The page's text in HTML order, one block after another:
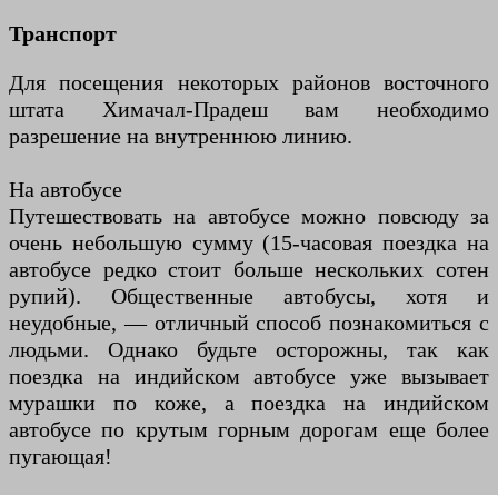
Транспорт
Для посещения некоторых районов восточного
штата Химачал-Прадеш вам необходимо
разрешение на внутреннюю линию.
На автобусе
Путешествовать на автобусе можно повсюду за
очень небольшую сумму (15-часовая поездка на
автобусе редко стоит больше нескольких сотен
рупий). Общественные автобусы, хотя и
неудобные, — отличный способ познакомиться с
людьми. Однако будьте осторожны, так как
поездка на индийском автобусе уже вызывает
мурашки по коже, а поездка на индийском
автобусе по крутым горным дорогам еще более
пугающая!